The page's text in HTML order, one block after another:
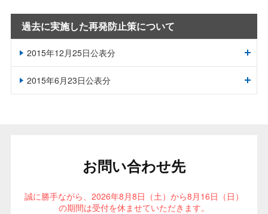
過去に実施した再発防止策について
2015年12月25日公表分
2015年6月23日公表分
お問い合わせ先
誠に勝手ながら、2026年8月8日（土）から8月16日（日）
の期間は受付を休ませていただきます。